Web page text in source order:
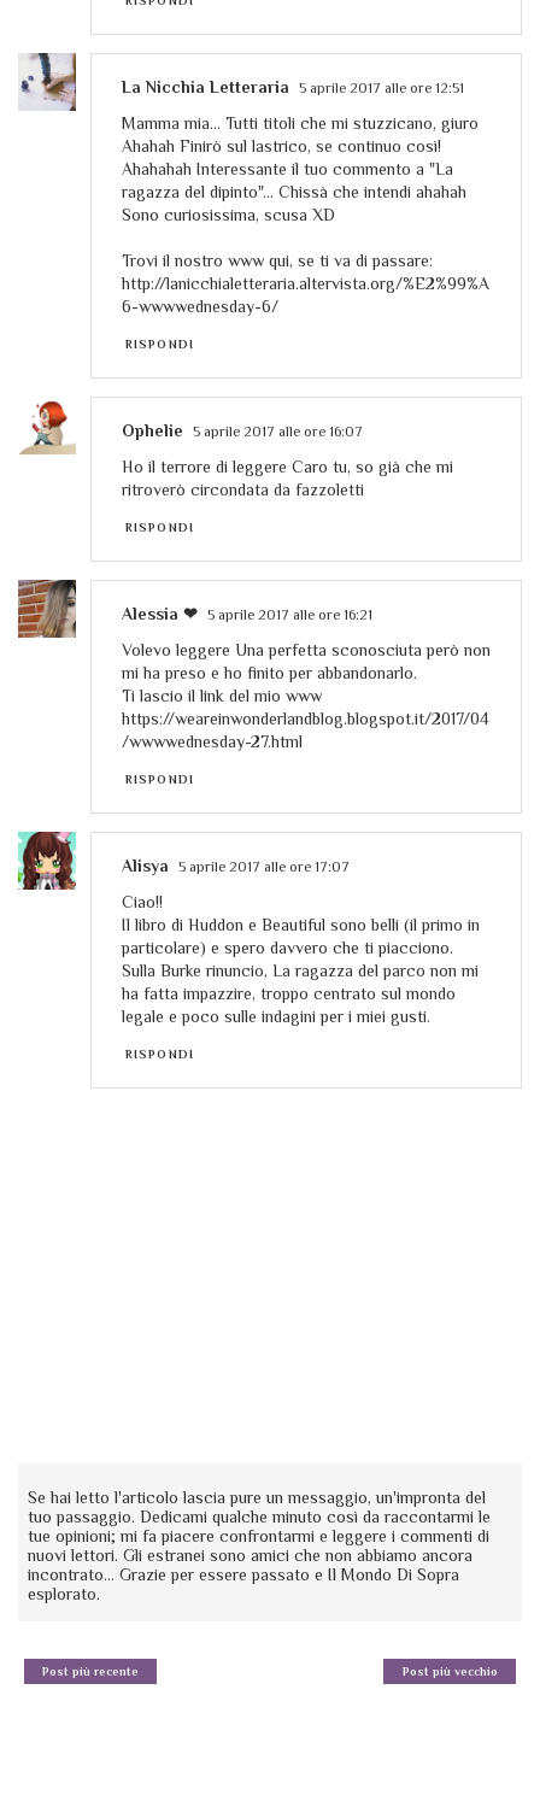
La Nicchia Letteraria 5 aprile 2017 alle ore 12:51
Mamma mia... Tutti titoli che mi stuzzicano, giuro
Ahahah Finirò sul lastrico, se continuo così!
Ahahahah Interessante il tuo commento a "La
ragazza del dipinto"... Chissà che intendi ahahah
Sono curiosissima, scusa XD
Trovi il nostro www qui, se ti va di passare:
http://lanicchialetteraria.altervista.org/%E2%99%A
6-wwwwednesday-6/
RISPONDI
Ophelie 5 aprile 2017 alle ore 16:07
Ho il terrore di leggere Caro tu, so già che mi
ritroverò circondata da fazzoletti
RISPONDI
Alessia ❤ 5 aprile 2017 alle ore 16:21
Volevo leggere Una perfetta sconosciuta però non
mi ha preso e ho finito per abbandonarlo.
Ti lascio il link del mio www
https://weareinwonderlandblog.blogspot.it/2017/04
/wwwwednesday-27.html
RISPONDI
Alisya 5 aprile 2017 alle ore 17:07
Ciao!!
Il libro di Huddon e Beautiful sono belli (il primo in
particolare) e spero davvero che ti piacciono.
Sulla Burke rinuncio, La ragazza del parco non mi
ha fatta impazzire, troppo centrato sul mondo
legale e poco sulle indagini per i miei gusti.
RISPONDI
Se hai letto l'articolo lascia pure un messaggio, un'impronta del
tuo passaggio. Dedicami qualche minuto così da raccontarmi le
tue opinioni; mi fa piacere confrontarmi e leggere i commenti di
nuovi lettori. Gli estranei sono amici che non abbiamo ancora
incontrato... Grazie per essere passato e Il Mondo Di Sopra
esplorato.
Post più recente Post più vecchio